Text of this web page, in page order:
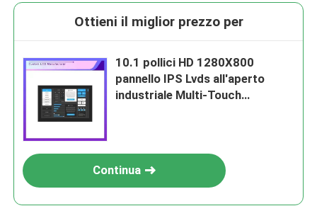
Ottieni il miglior prezzo per
10.1 pollici HD 1280X800
pannello IPS Lvds all'aperto
industriale Multi-Touch
Continua